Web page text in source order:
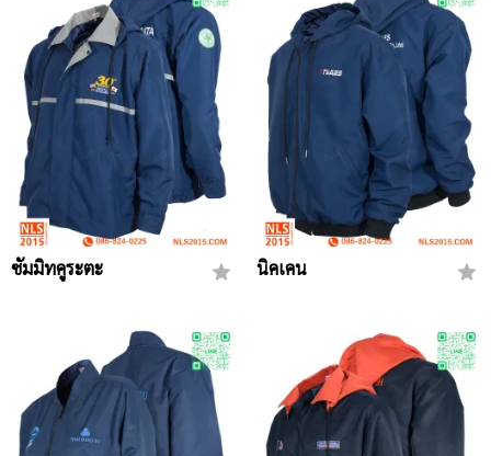
ซัมมิทคูระตะ นิคเคน